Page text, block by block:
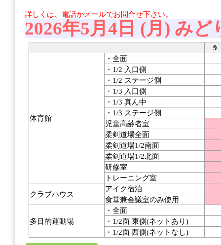
詳しくは、電話かメールでお問合せ下さい。
2026年5月4日 (月) みど
9
体育館
・全面
・1/2 入口側
・1/2 ステージ側
・1/3 入口側
・1/3 真ん中
・1/3 ステージ側
児童高齢者室
柔剣道場全面
柔剣道場1/2南面
柔剣道場1/2北面
研修室
トレーニング室
クラブハウス
アイク宿泊
食堂兼会議室のみ使用
多目的運動場
・全面
・1/2面 東側(ネットあり)
・1/2面 西側(ネットなし)